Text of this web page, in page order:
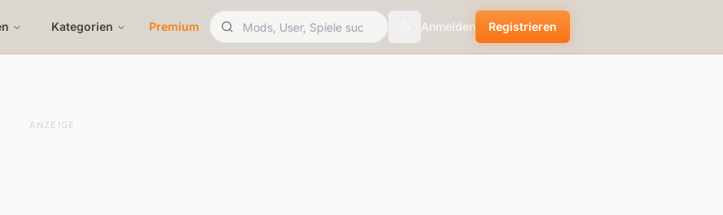
Kategorien Premium Toggle theme
Anmelden Registrieren
ANZEIGE